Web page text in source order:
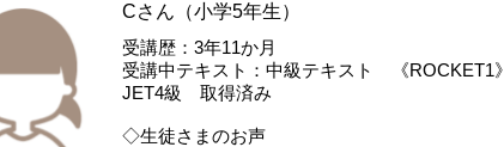
Cさん（小学5年生）
受講歴：3年11か月
受講中テキスト：中級テキスト 《ROCKET1》
JET4級 取得済み
◇生徒さまのお声